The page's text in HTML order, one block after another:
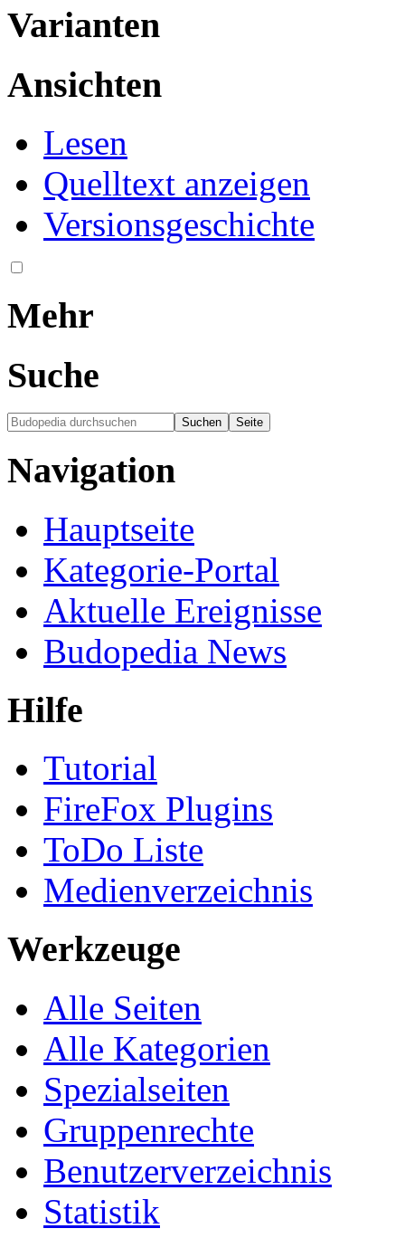
Varianten
Ansichten
Lesen
Quelltext anzeigen
Versionsgeschichte
Mehr
Suche
Navigation
Hauptseite
Kategorie-Portal
Aktuelle Ereignisse
Budopedia News
Hilfe
Tutorial
FireFox Plugins
ToDo Liste
Medienverzeichnis
Werkzeuge
Alle Seiten
Alle Kategorien
Spezialseiten
Gruppenrechte
Benutzerverzeichnis
Statistik